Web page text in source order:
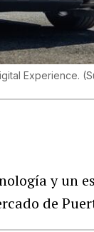
Experience. (
y un
de